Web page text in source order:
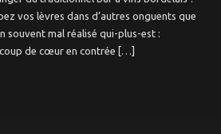
vos lèvres dans d’autres onguents que
souvent mal réalisé qui-plus-est :
de cœur en contrée […]